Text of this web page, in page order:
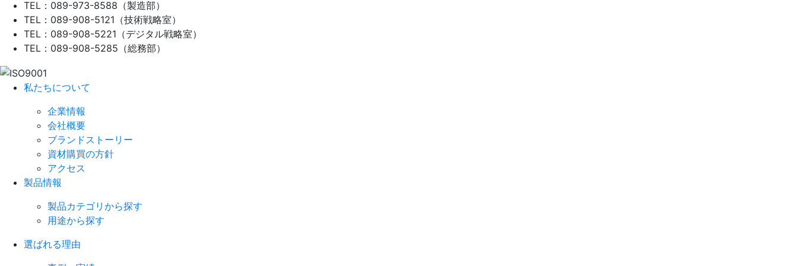
TEL：089-973-8588（製造部）
TEL：089-908-5121（技術戦略室）
TEL：089-908-5221（デジタル戦略室）
TEL：089-908-5285（総務部）
私たちについて
企業情報
会社概要
ブランドストーリー
資材購買の方針
アクセス
製品情報
製品カテゴリから探す
用途から探す
選ばれる理由